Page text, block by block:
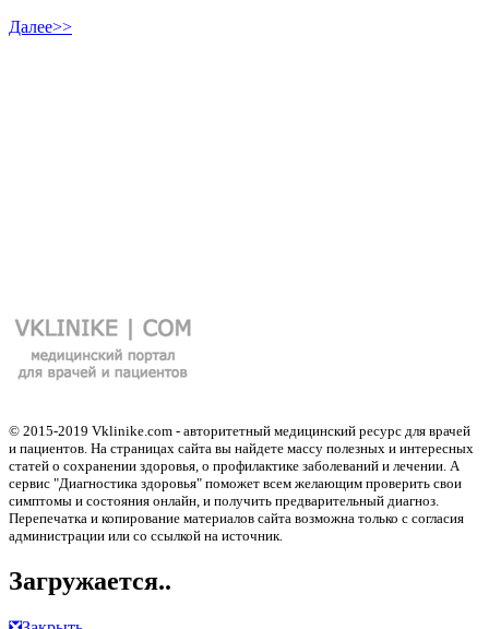
Далее>>
© 2015-2019 Vklinike.com - авторитетный медицинский ресурс для врачей
и пациентов. На страницах сайта вы найдете массу полезных и интересных
статей о сохранении здоровья, о профилактике заболеваний и лечении. А
сервис "Диагностика здоровья" поможет всем желающим проверить свои
симптомы и состояния онлайн, и получить предварительный диагноз.
Перепечатка и копирование материалов сайта возможна только с согласия
администрации или со ссылкой на источник.
Загружается..